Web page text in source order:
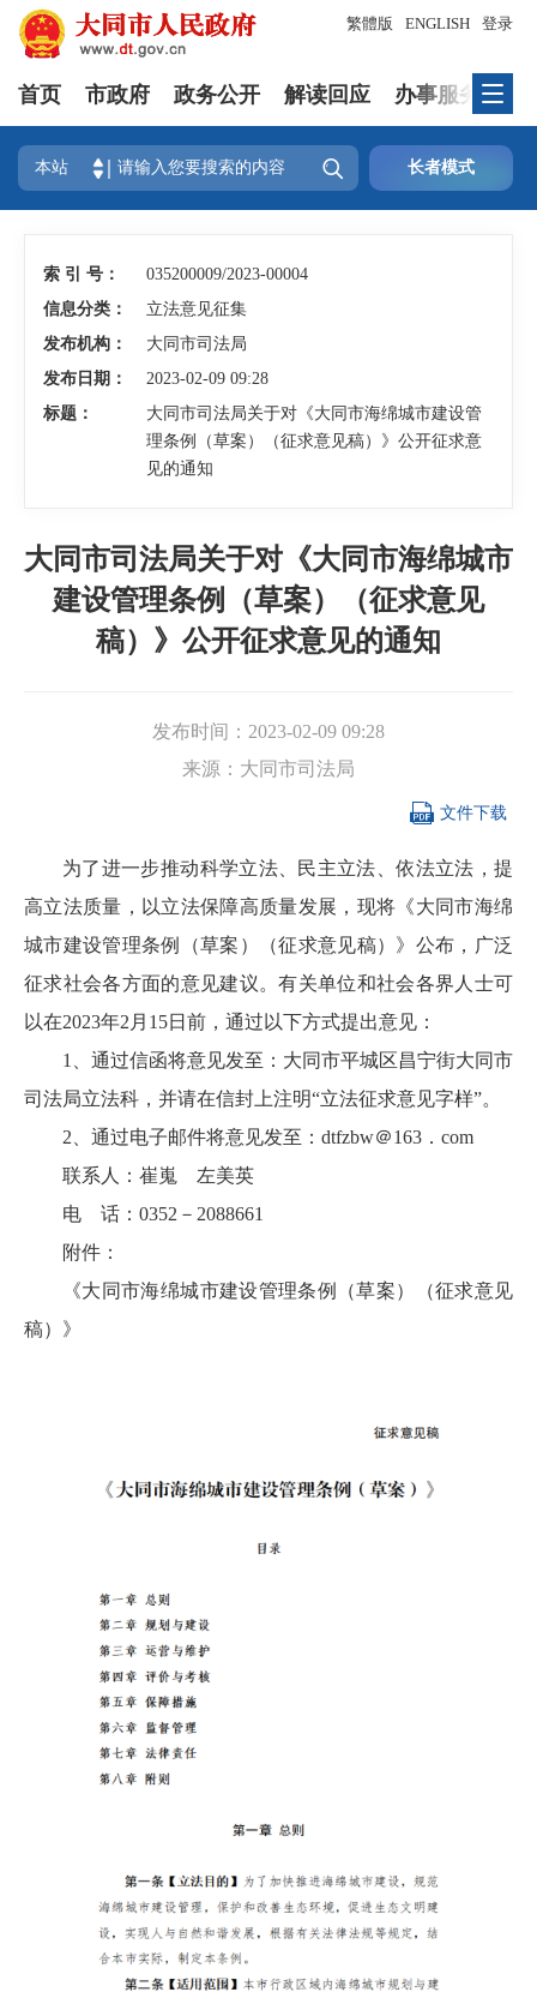
登录
繁體版 ENGLISH
首页 市政府 政务公开 解读回应 办事服务
本站  长者模式
索 引 号：
035200009/2023-00004
信息分类：
立法意见征集
发布机构：
大同市司法局
发布日期：
2023-02-09 09:28
标题：
大同市司法局关于对《大同市海绵城市建设管
理条例（草案）（征求意见稿）》公开征求意
见的通知
大同市司法局关于对《大同市海绵城市
建设管理条例（草案）（征求意见
稿）》公开征求意见的通知
发布时间： 2023-02-09 09:28
来源： 大同市司法局
 文件下载
为了进一步推动科学立法、民主立法、依法立法，提
高立法质量，以立法保障高质量发展，现将《大同市海绵
城市建设管理条例（草案）（征求意见稿）》公布，广泛
征求社会各方面的意见建议。有关单位和社会各界人士可
以在2023年2月15日前，通过以下方式提出意见：
1、通过信函将意见发至：大同市平城区昌宁街大同市
司法局立法科，并请在信封上注明“立法征求意见字样”。
2、通过电子邮件将意见发至：dtfzbw＠163．com
联系人：崔嵬 左美英
电 话：0352－2088661
附件：
《大同市海绵城市建设管理条例（草案）（征求意见
稿）》